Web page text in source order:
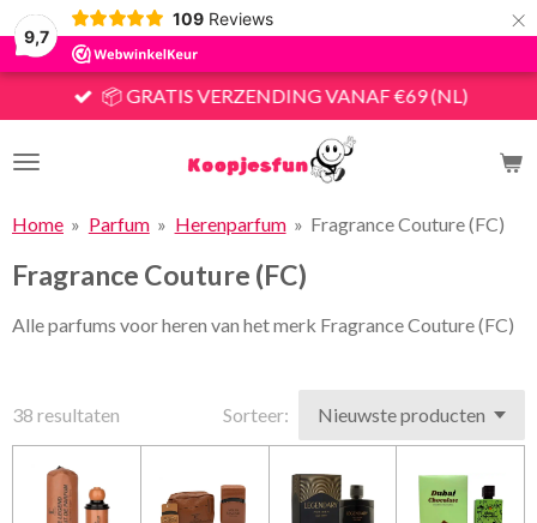
9,7
109 Reviews ×
📦 GRATIS VERZENDING VANAF €69 (NL)
Home » Parfum » Herenparfum » Fragrance Couture (FC)
Fragrance Couture (FC)
Alle parfums voor heren van het merk Fragrance Couture (FC)
38 resultaten Sorteer: